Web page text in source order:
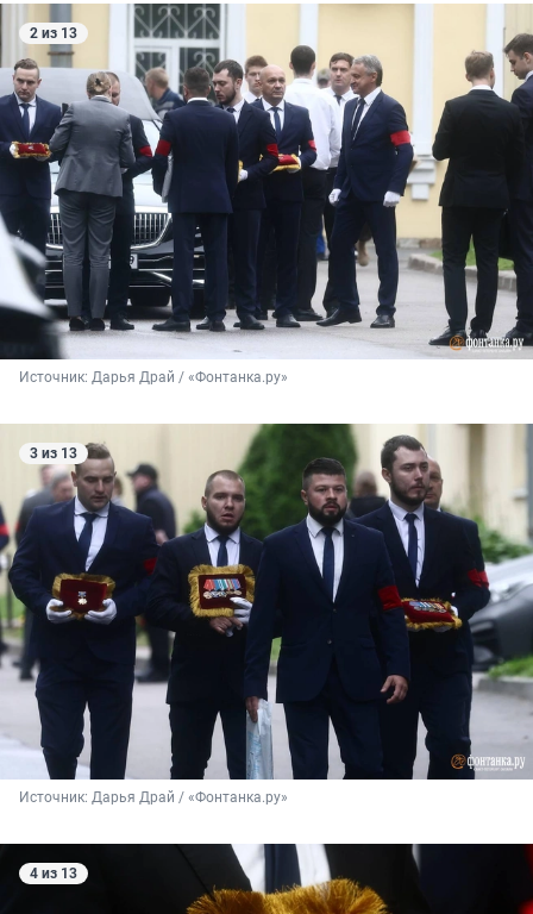
2 из 13
Источник: Дарья Драй / «Фонтанка.ру»
3 из 13
Источник: Дарья Драй / «Фонтанка.ру»
4 из 13